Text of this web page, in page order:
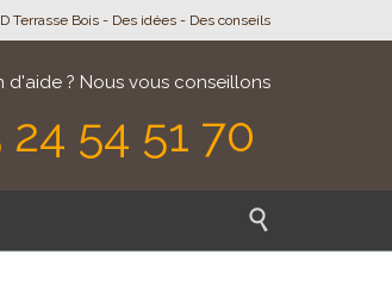
Terrasse Bois - Des idées - Des conseils
d'aide ? Nous vous conseillons
24 54 51 70
